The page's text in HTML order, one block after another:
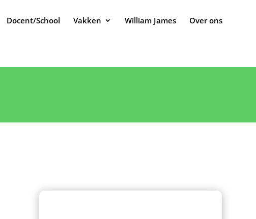
Docent/School Vakken William James Over ons